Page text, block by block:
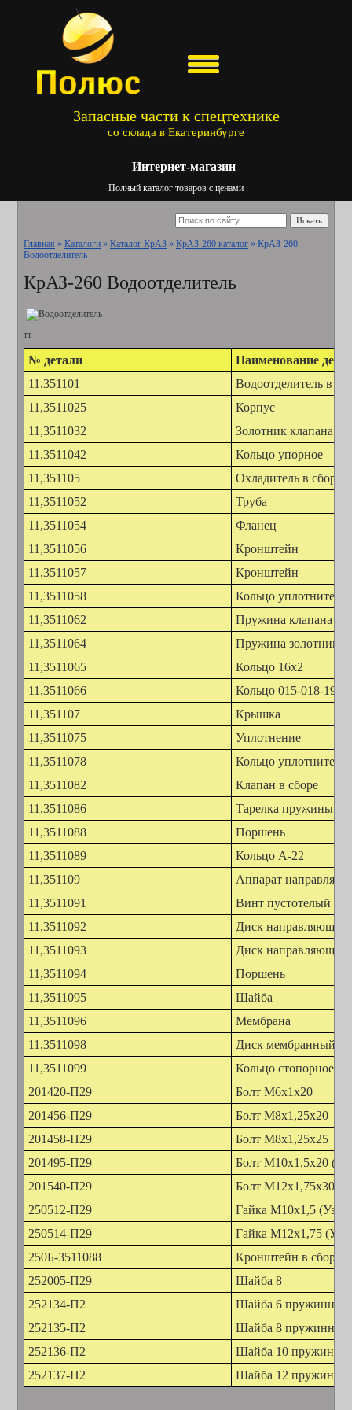
Запасные части к спецтехнике
со склада в Екатеринбурге
Интернет-магазин
Полный каталог товаров с ценами
Искать
Главная » Каталоги » Каталог КрАЗ » КрАЗ-260 каталог » КрАЗ-260
Водоотделитель
КрАЗ-260 Водоотделитель
тт
№ детали
Наименование
11,351101
Водоотделитель в
11,3511025
Корпус
11,3511032
Золотник клапана в
11,3511042
Кольцо упорное
11,351105
Охладитель в сборе
11,3511052
Труба
11,3511054
Фланец
11,3511056
Кронштейн
11,3511057
Кронштейн
11,3511058
Кольцо
11,3511062
Пружина клапана
11,3511064
Пружина золотника
11,3511065
Кольцо 16х2
11,3511066
Кольцо 015-018-19-
11,351107
Крышка
11,3511075
Уплотнение
11,3511078
Кольцо
11,3511082
Клапан в сборе
11,3511086
Тарелка пружины
11,3511088
Поршень
11,3511089
Кольцо А-22
11,351109
Аппарат
11,3511091
Винт пустотелый
11,3511092
Диск направляющий
11,3511093
Диск
11,3511094
Поршень
11,3511095
Шайба
11,3511096
Мембрана
11,3511098
Диск мембранный
11,3511099
Кольцо стопорное
201420-П29
Болт М6х1х20
201456-П29
Болт М8х1,25х20
201458-П29
Болт М8х1,25х25
201495-П29
Болт М10х1,5х20
201540-П29
Болт М12х1,75х30
250512-П29
Гайка М10х1,5
250514-П29
Гайка М12х1,75
250Б-3511088
Кронштейн в сборе
252005-П29
Шайба 8
252134-П2
Шайба 6 пружинная
252135-П2
Шайба 8 пружинная
252136-П2
Шайба 10 пружинная
252137-П2
Шайба 12